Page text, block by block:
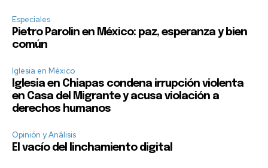
Especiales
Pietro Parolin en México: paz, esperanza y bien
común
Iglesia en México
Iglesia en Chiapas condena irrupción violenta
en Casa del Migrante y acusa violación a
derechos humanos
Opinión y Análisis
El vacío del linchamiento digital